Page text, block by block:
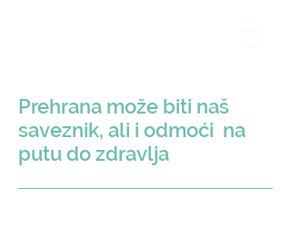
Prehrana može biti naš
saveznik, ali i odmoći na
putu do zdravlja